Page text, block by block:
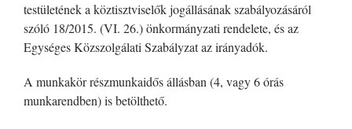
testületének a köztisztviselők jogállásának szabályozásáról
szóló 18/2015. (VI. 26.) önkormányzati rendelete, és az
Egységes Közszolgálati Szabályzat az irányadók.
A munkakör részmunkaidős állásban (4, vagy 6 órás
munkarendben) is betölthető.